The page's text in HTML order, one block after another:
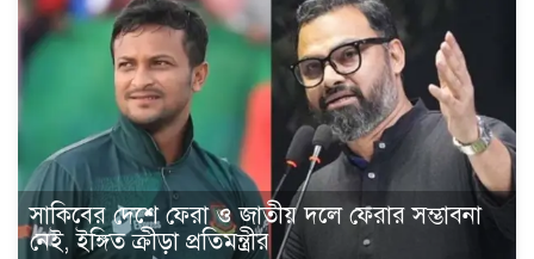
সাকিবের দেশে ফেরা ও জাতীয় দলে ফেরার সম্ভাবনা
নেই, ইঙ্গিত ক্রীড়া প্রতিমন্ত্রীর